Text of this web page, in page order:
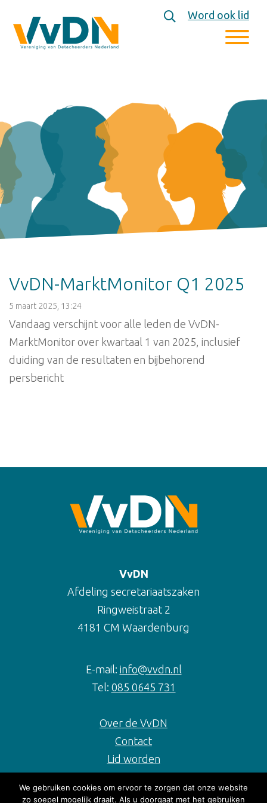
Word ook lid
VvDN-MarktMonitor Q1 2025
5 maart 2025, 13:24
Vandaag verschijnt voor alle leden de VvDN-
MarktMonitor over kwartaal 1 van 2025, inclusief
duiding van de resultaten en bijbehorend
persbericht
VvDN
Afdeling secretariaatszaken
Ringweistraat 2
4181 CM Waardenburg
E-mail: info@vvdn.nl
Tel: 085 0645 731
Over de VvDN
Contact
Lid worden
We gebruiken cookies om ervoor te zorgen dat onze website
zo soepel mogelijk draait. Als u doorgaat met het gebruiken